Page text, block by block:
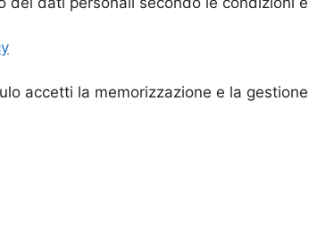
accetti la memorizzazione e la